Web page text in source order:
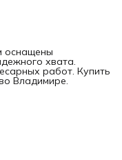
оснащены
хвата.
работ. Купить
Владимире.